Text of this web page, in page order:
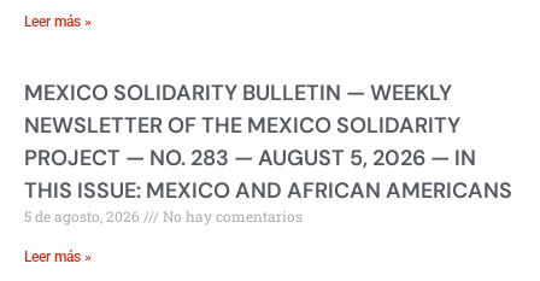
Leer más »
MEXICO SOLIDARITY BULLETIN — WEEKLY
NEWSLETTER OF THE MEXICO SOLIDARITY
PROJECT — NO. 283 — AUGUST 5, 2026 — IN
THIS ISSUE: MEXICO AND AFRICAN AMERICANS
5 de agosto, 2026 No hay comentarios
Leer más »